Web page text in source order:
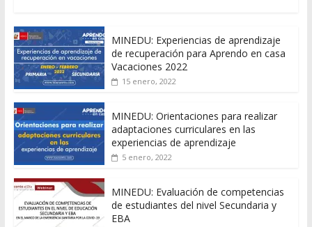
MINEDU: Experiencias de aprendizaje
de recuperación para Aprendo en casa
Vacaciones 2022
15 enero, 2022
MINEDU: Orientaciones para realizar
adaptaciones curriculares en las
experiencias de aprendizaje
5 enero, 2022
MINEDU: Evaluación de competencias
de estudiantes del nivel Secundaria y
EBA